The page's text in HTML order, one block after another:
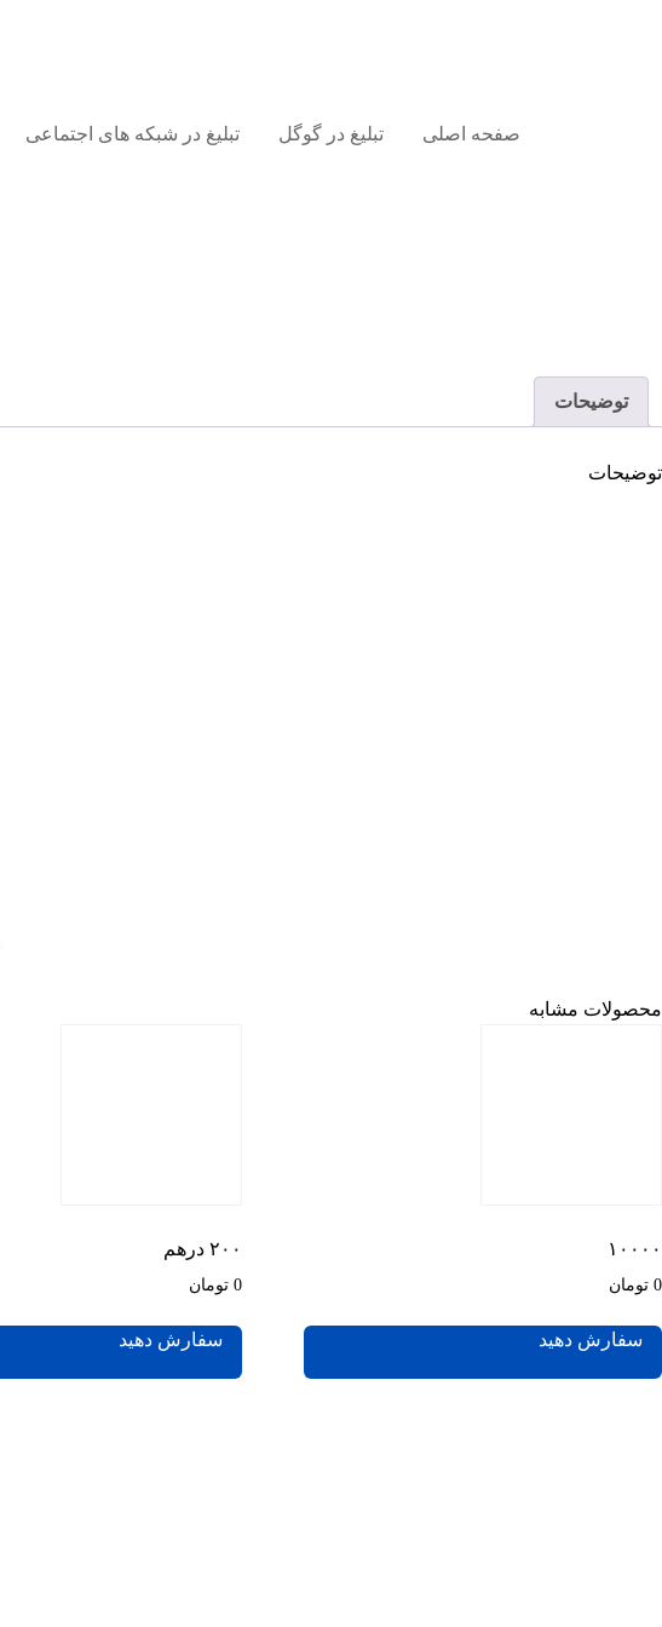
صفحه اصلی تبلیغ در گوگل تبلیغ در شبکه های اجتماعی
توضیحات
توضیحات
محصولات مشابه
۱۰۰۰۰
0 تومان
سفارش دهید
۲۰۰ درهم
0 تومان
سفارش دهید